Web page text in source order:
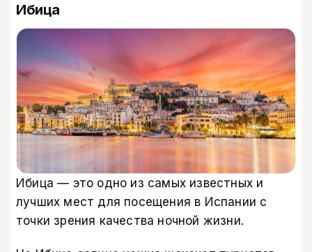
Ибица
Ибица — это одно из самых известных и
лучших мест для посещения в Испании с
точки зрения качества ночной жизни.